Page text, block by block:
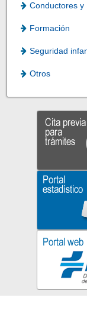
Conductores y
Formación
Seguridad
Otros